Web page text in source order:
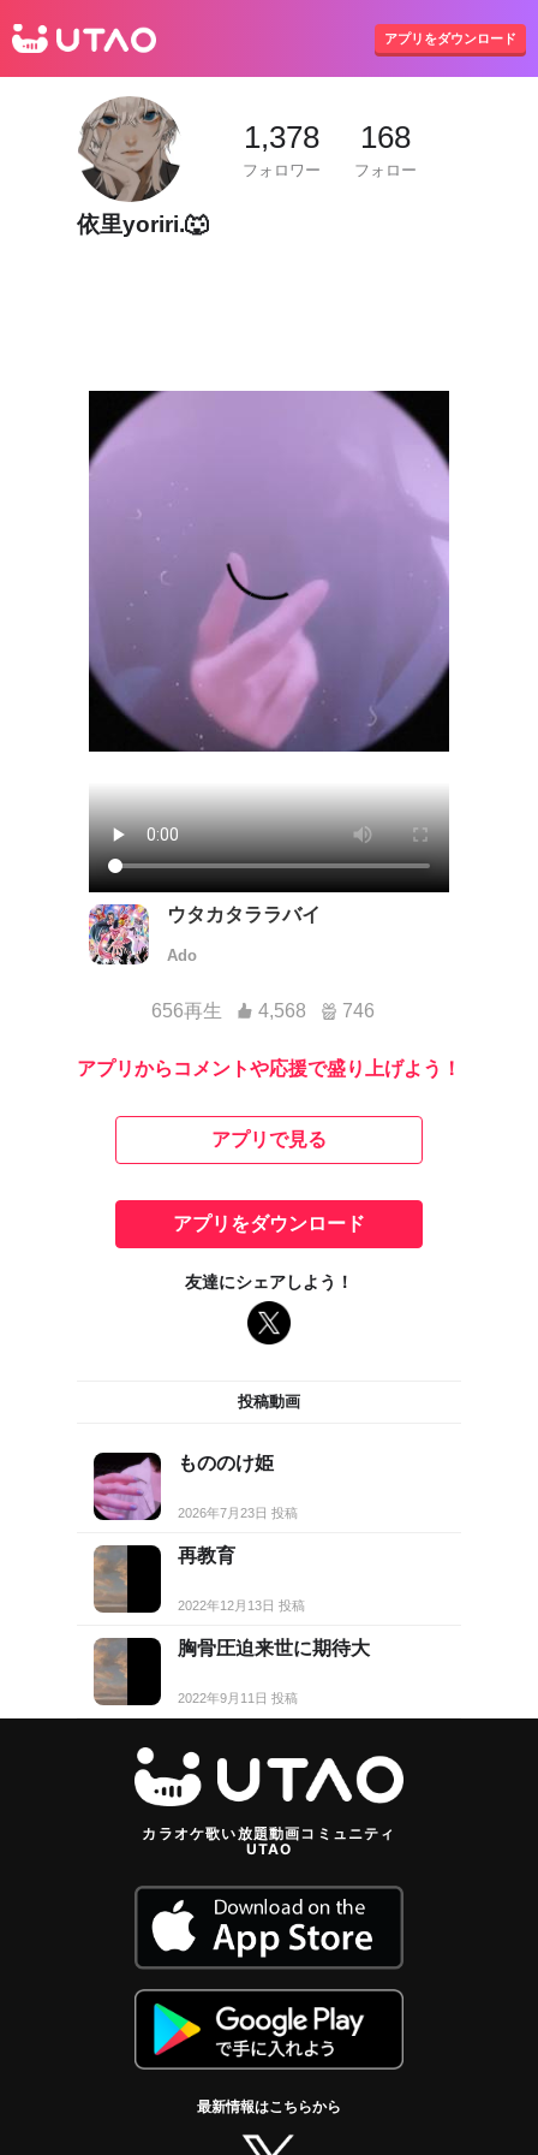
アプリをダウンロード
1,378
フォロワー
168
フォロー
依里yoriri.🐺
ウタカタララバイ
Ado
656再生 4,568 746
アプリからコメントや応援で盛り上げよう！
アプリで見る
アプリをダウンロード
友達にシェアしよう！
投稿動画
もののけ姫
2026年7月23日 投稿
再教育
2022年12月13日 投稿
胸骨圧迫来世に期待大
2022年9月11日 投稿
カラオケ歌い放題動画コミュニティ
UTAO
最新情報はこちらから